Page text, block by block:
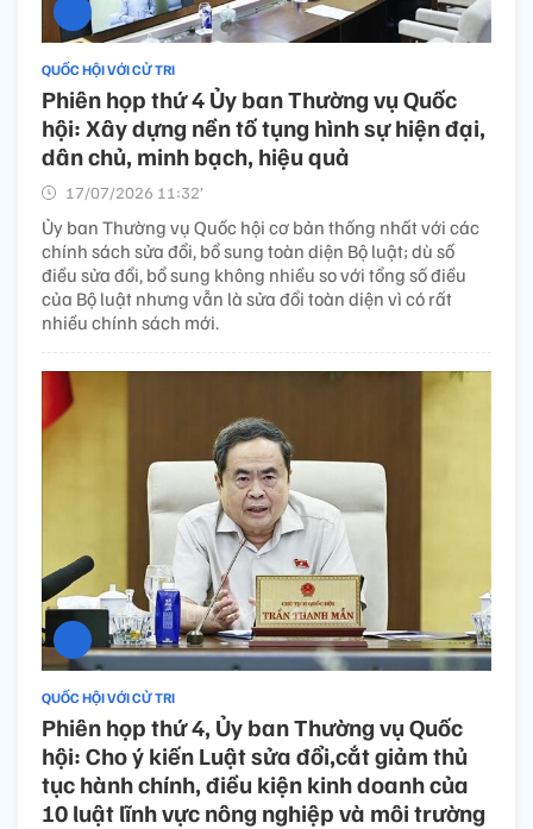
QUỐC HỘI VỚI CỬ TRI
Phiên họp thứ 4 Ủy ban Thường vụ Quốc
hội: Xây dựng nền tố tụng hình sự hiện đại,
dân chủ, minh bạch, hiệu quả
17/07/2026 11:32’
Ủy ban Thường vụ Quốc hội cơ bản thống nhất với các
chính sách sửa đổi, bổ sung toàn diện Bộ luật; dù số
điều sửa đổi, bổ sung không nhiều so với tổng số điều
của Bộ luật nhưng vẫn là sửa đổi toàn diện vì có rất
nhiều chính sách mới.
QUỐC HỘI VỚI CỬ TRI
Phiên họp thứ 4, Ủy ban Thường vụ Quốc
hội: Cho ý kiến Luật sửa đổi,cắt giảm thủ
tục hành chính, điều kiện kinh doanh của
10 luật lĩnh vực nông nghiệp và môi trường